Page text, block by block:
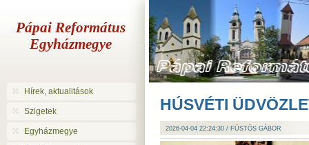
Pápai Református
Egyházmegye
Hírek, aktualitások
Szigetek
Egyházmegye
HÚSVÉTI
2026-04-04 22:24:30 / FÜSTÖS GÁBOR